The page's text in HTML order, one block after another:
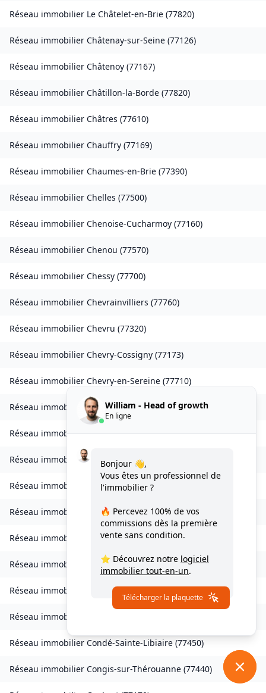
Réseau immobilier Le Châtelet-en-Brie (77820)
Réseau immobilier Châtenay-sur-Seine (77126)
Réseau immobilier Châtenoy (77167)
Réseau immobilier Châtillon-la-Borde (77820)
Réseau immobilier Châtres (77610)
Réseau immobilier Chauffry (77169)
Réseau immobilier Chaumes-en-Brie (77390)
Réseau immobilier Chelles (77500)
Réseau immobilier Chenoise-Cucharmoy (77160)
Réseau immobilier Chenou (77570)
Réseau immobilier Chessy (77700)
Réseau immobilier Chevrainvilliers (77760)
Réseau immobilier Chevru (77320)
Réseau immobilier Chevry-Cossigny (77173)
Réseau immobilier Chevry-en-Sereine (77710)
Réseau immobilierChoisy-en-Brie(77320)
Réseau immobilierCitry(77730)
Réseau immobilierClaye-Souilly(77410
Réseau immobilier Clos-Fontaine(77370
Réseau immobilier Cocherel(77440 )
Réseau immobilier Collégien (77090)
Réseau immobilier Combs-la-Ville (77380 )
Réseau immobilier Compans
Réseau immobilier
Réseau immobilier Condé-Sainte-Libiaire (77450)
Réseau immobilier Congis-sur-Thérouanne (77440)
William - Head of growth
En ligne
Bonjour 👋,
Vous êtes un professionnel de
l'immobilier ?
🔥 Percevez 100% de vos
commissions dès la première
vente sans condition.
⭐ Découvrez notre logiciel
immobilier tout-en-un.
Télécharger la plaquette